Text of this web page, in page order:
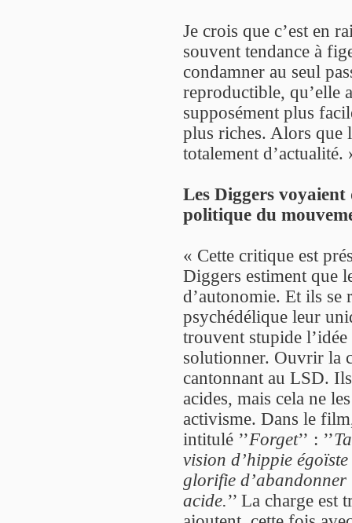
Je crois que c’est en
souvent tendance à
condamner au seul
reproductible, qu’elle
supposément plus
plus riches. Alors que
totalement d’actualité.
Les Diggers
politique du
« Cette critique est
Diggers estiment que
d’autonomie. Et ils se
psychédélique leur
trouvent stupide
solutionner. Ouvrir la
cantonnant au LSD.
acides, mais cela ne
activisme. Dans le
intitulé ’’Forget’’ : ’’
vision d’hippie
glorifie d’abandonner
acide.’’ La charge